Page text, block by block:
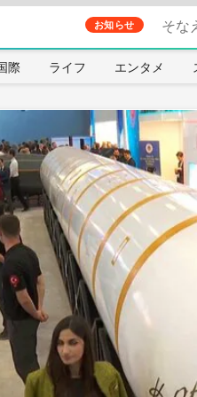
お知らせ そな
際 ライフ エンタメ